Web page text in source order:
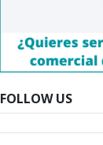
FOLLOW US